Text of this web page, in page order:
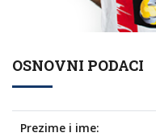
OSNOVNI PODACI
Prezime i ime: